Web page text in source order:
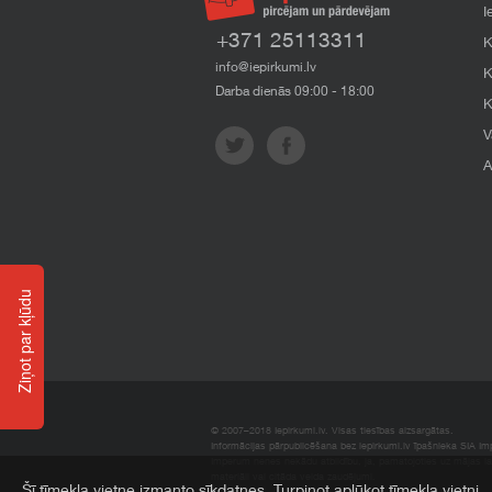
+371 25113311
info@iepirkumi.lv
Darba dienās 09:00 - 18:00
© 2007–2018 Iepirkumi.lv. Visas tiesības aizsargātas.
Informācijas pārpublicēšana bez iepirkumi.lv īpašnieka SIA
Ziņot par kļūdu